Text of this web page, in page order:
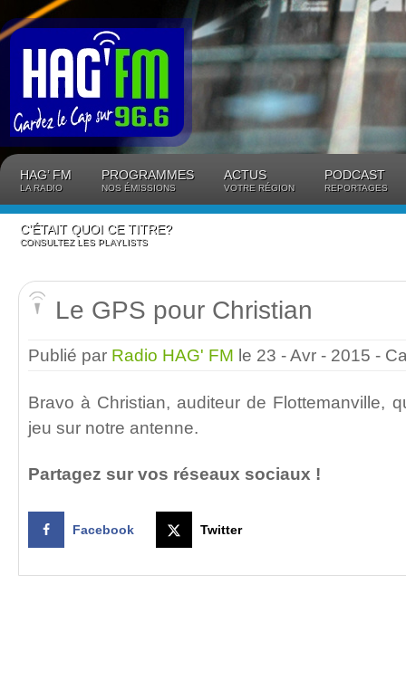
HAG’ FM
LA RADIO
PROGRAMMES
NOS ÉMISSIONS
ACTUS
VOTRE RÉGION
PODCAST
REPORTAGES
C’ÉTAIT QUOI CE TITRE?
CONSULTEZ LES PLAYLISTS
Le GPS pour Christian
Publié par Radio HAG' FM le 23 - Avr - 2015 -
Bravo à Christian, auditeur de Flottemanville,
jeu sur notre antenne.
Partagez sur vos réseaux sociaux !
Facebook Twitter
Panneau de gestion des cookies